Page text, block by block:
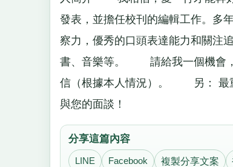
發表，並擔任校刊的編輯工作。多
察力，優秀的口頭表達能力和關注
書、音樂等。 請給我一個機會
信（根據本人情況）。 另： 最
與您的面談！
分享這篇內容
LINE Facebook 複製分享文案